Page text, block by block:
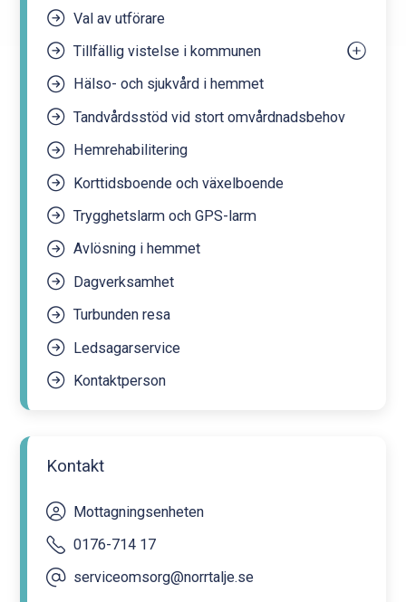
Val av utförare
Tillfällig vistelse i kommunen
För handläggare i bosättningskommunen
Hälso- och sjukvård i hemmet
Tandvårdsstöd vid stort omvårdnadsbehov
Hemrehabilitering
Korttidsboende och växelboende
Trygghetslarm och GPS-larm
Avlösning i hemmet
Dagverksamhet
Turbunden resa
Ledsagarservice
Kontaktperson
Kontakt
Mottagningsenheten
0176-714 17
serviceomsorg@norrtalje.se